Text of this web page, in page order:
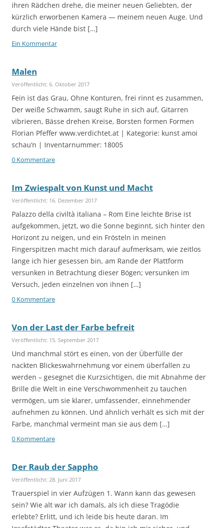
ihren Rädchen drehe, die meiner neuen Geliebten, der
kürzlich erworbenen Kamera — meinem neuen Auge. Und
durch viele Hände bist […]
Ein Kommentar
Malen
Veröffentlicht: 6. Oktober 2017
Fein ist das Grau, Ohne Konturen, frei rinnt es zusammen,
Der weiße Schwamm, saugt Ruhe in sich auf, Gitarren
vibrieren, Bässe drehen Kreise, Borsten formen Formen
Florian Pfeffer www.verdichtet.at | Kategorie: kunst amoi
schau’n | Inventarnummer: 18005
0 Kommentare
Im Zwiespalt von Kunst und Macht
Veröffentlicht: 16. Dezember 2017
Palazzo della civiltà italiana – Rom Eine leichte Brise ist
aufgekommen, jetzt, wo die Sonne beginnt, sich hinter den
Horizont zu neigen, und ein Frösteln in meinen
Fingerspitzen macht mich darauf aufmerksam, wie zeitlos
lange ich hier gesessen bin, am Rande der Plattform
versunken in Betrachtung dieser Bögen; versunken im
Versuch, jeden einzelnen von ihnen […]
0 Kommentare
Von der Last der Farbe befreit
Veröffentlicht: 15. September 2017
Und manchmal stört es einen, von der Überfülle der
nackten Blickeswahrnehmung vor einem überfallen zu
werden – gesegnet die Kurzsichtigen, die mit Abnahme der
Brille die Welt in eine Verschwommenheit zu tauchen
vermögen, um sie klarer, umfassender, einnehmender
aufnehmen zu können. Und ähnlich verhält es sich mit der
Farbe, manchmal vermeint man sie aus dem […]
0 Kommentare
Der Raub der Sappho
Veröffentlicht: 28. Juni 2017
Trauerspiel in vier Aufzügen 1. Wann kann das gewesen
sein? Wie alt war ich damals, als ich diese Tragödie
erlebte? Erlitt, und ich leide bis heute daran. Im